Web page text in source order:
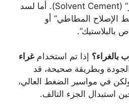
الأفضل هو “الغراء الحار” (Solvent Cement). أما لسد
الإصلاح المطاطي” أو
بالبلاستيك”.
إذا تم استخدامغراء
وبطريقة صحيحة، قد
في مواسير الضغط العالي،
استبدال الجزء التالف.